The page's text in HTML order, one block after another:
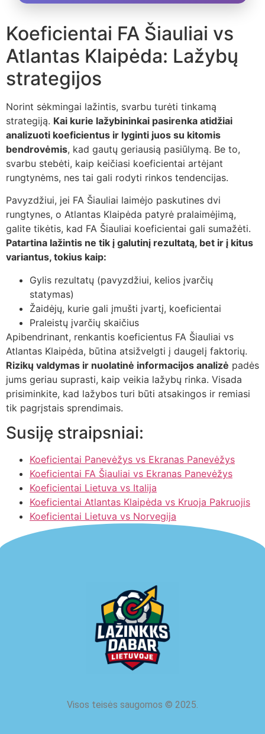
Koeficientai FA Šiauliai vs
Atlantas Klaipėda: Lažybų
strategijos
Norint sėkmingai lažintis, svarbu turėti tinkamą
strategiją. Kai kurie lažybininkai pasirenka atidžiai
analizuoti koeficientus ir lyginti juos su kitomis
bendrovėmis, kad gautų geriausią pasiūlymą. Be to,
svarbu stebėti, kaip keičiasi koeficientai artėjant
rungtynėms, nes tai gali rodyti rinkos tendencijas.
Pavyzdžiui, jei FA Šiauliai laimėjo paskutines dvi
rungtynes, o Atlantas Klaipėda patyrė pralaimėjimą,
galite tikėtis, kad FA Šiauliai koeficientai gali sumažėti.
Patartina lažintis ne tik į galutinį rezultatą, bet ir į kitus
variantus, tokius kaip:
Gylis rezultatų (pavyzdžiui, kelios įvarčių
statymas)
Žaidėjų, kurie gali įmušti įvartį, koeficientai
Praleistų įvarčių skaičius
Apibendrinant, renkantis koeficientus FA Šiauliai vs
Atlantas Klaipėda, būtina atsižvelgti į daugelį faktorių.
Rizikų valdymas ir nuolatinė informacijos analizė padės
jums geriau suprasti, kaip veikia lažybų rinka. Visada
prisiminkite, kad lažybos turi būti atsakingos ir remiasi
tik pagrįstais sprendimais.
Susiję straipsniai:
Koeficientai Panevėžys vs Ekranas Panevėžys
Koeficientai FA Šiauliai vs Ekranas Panevėžys
Koeficientai Lietuva vs Italija
Koeficientai Atlantas Klaipėda vs Kruoja Pakruojis
Koeficientai Lietuva vs Norvegija
Visos teisės saugomos © 2025.